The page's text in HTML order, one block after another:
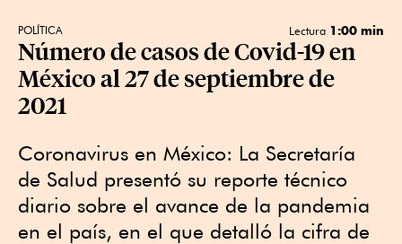
POLÍTICA Lectura 1:00 min
Número de casos de Covid-19 en
México al 27 de septiembre de
2021
Coronavirus en México: La Secretaría
de Salud presentó su reporte técnico
diario sobre el avance de la pandemia
en el país, en el que detalló la cifra de